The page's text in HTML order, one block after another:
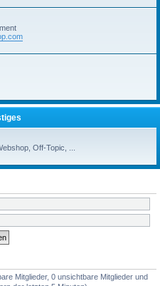
Off-Topic, ...
Mitglieder, 0 unsichtbare Mitglieder und